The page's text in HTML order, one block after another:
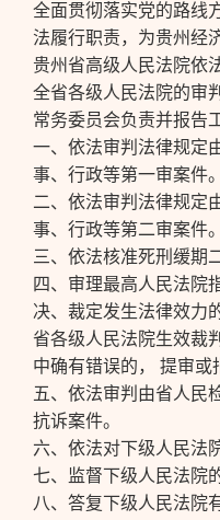
全面贯彻落实党的路线
法履行职责，为贵州经
贵州省高级人民法院依
全省各级人民法院的审
常务委员会负责并报告
一、依法审判法律规定
事、行政等第一审案件。
二、依法审判法律规定
事、行政等第二审案件。
三、依法核准死刑缓期
四、审理最高人民法院
决、裁定发生法律效力
省各级人民法院生效裁
中确有错误的， 提审或
五、依法审判由省人民
抗诉案件。
六、依法对下级人民法
七、监督下级人民法院
八、答复下级人民法院